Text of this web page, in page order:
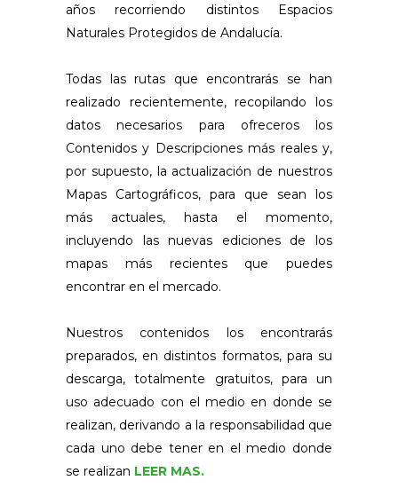
años recorriendo distintos Espacios
Naturales Protegidos de Andalucía.
Todas las rutas que encontrarás se han
realizado recientemente, recopilando los
datos necesarios para ofreceros los
Contenidos y Descripciones más reales y,
por supuesto, la actualización de nuestros
Mapas Cartográficos, para que sean los
más actuales, hasta el momento,
incluyendo las nuevas ediciones de los
mapas más recientes que puedes
encontrar en el mercado.
Nuestros contenidos los encontrarás
preparados, en distintos formatos, para su
descarga, totalmente gratuitos, para un
uso adecuado con el medio en donde se
realizan, derivando a la responsabilidad que
cada uno debe tener en el medio donde
se realizan LEER MAS.